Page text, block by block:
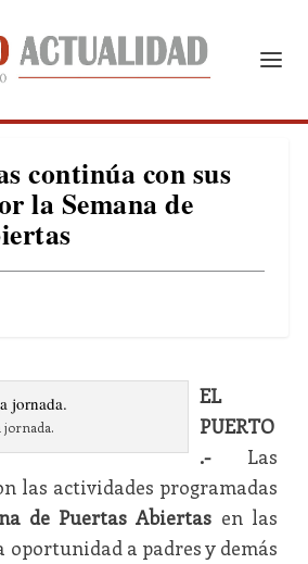
continúa con sus
la Semana de
jornada.
EL
PUERTO
.-Las
las actividades programadas
de Puertas Abiertas en las
oportunidad a padres y demás